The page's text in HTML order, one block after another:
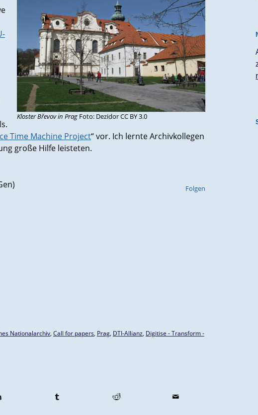
Kloster Břevov in Prag Foto: Dezidor CC BY 3.0
Time Machine Project“ vor. Ich lernte Archivkollegen
große Hilfe leisteten.
Folgen
Nationalarchiv Call for papers Prag DTI-Allianz Digitise - Transform -